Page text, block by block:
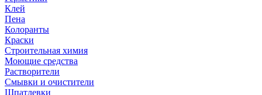
Клей
Пена
Колоранты
Краски
Строительная химия
Моющие средства
Растворители
Смывки и очистители
Шпатлевки